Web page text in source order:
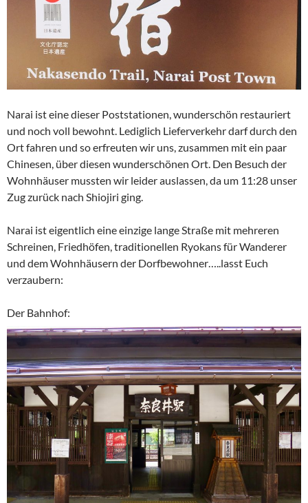
Narai ist eine dieser Poststationen, wunderschön restauriert
und noch voll bewohnt. Lediglich Lieferverkehr darf durch den
Ort fahren und so erfreuten wir uns, zusammen mit ein paar
Chinesen, über diesen wunderschönen Ort. Den Besuch der
Wohnhäuser mussten wir leider auslassen, da um 11:28 unser
Zug zurück nach Shiojiri ging.
Narai ist eigentlich eine einzige lange Straße mit mehreren
Schreinen, Friedhöfen, traditionellen Ryokans für Wanderer
und dem Wohnhäusern der Dorfbewohner…..lasst Euch
verzaubern:
Der Bahnhof: